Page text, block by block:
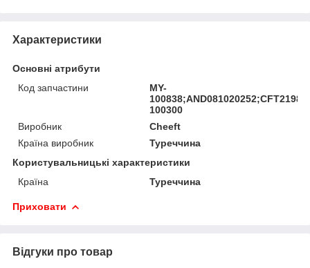
Характеристики
Основні атрибути
Код запчастини
MY-
100300
Виробник
Cheeft
Країна виробник
Туреччина
Користувальницькі характеристики
Країна
Туреччина
Приховати
Відгуки про товар